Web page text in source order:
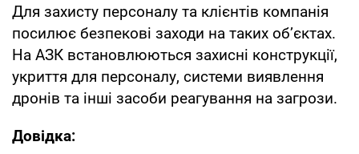
Для захисту персоналу та клієнтів компанія
посилює безпекові заходи на таких об’єктах.
На АЗК встановлюються захисні конструкції,
укриття для персоналу, системи виявлення
дронів та інші засоби реагування на загрози.
Довідка: